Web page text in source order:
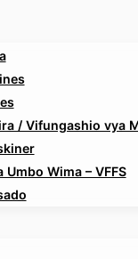
/ Vifungashio vya
Wima – VFFS